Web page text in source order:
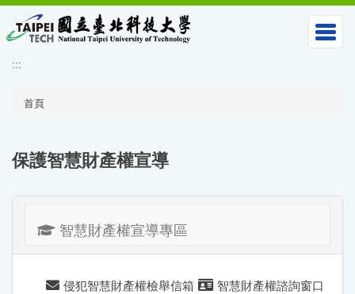
到
主
:::
首頁
保護智慧財產權宣導
智慧財產權宣導專區
侵犯智慧財產權檢舉信箱 智慧財產權諮詢窗口